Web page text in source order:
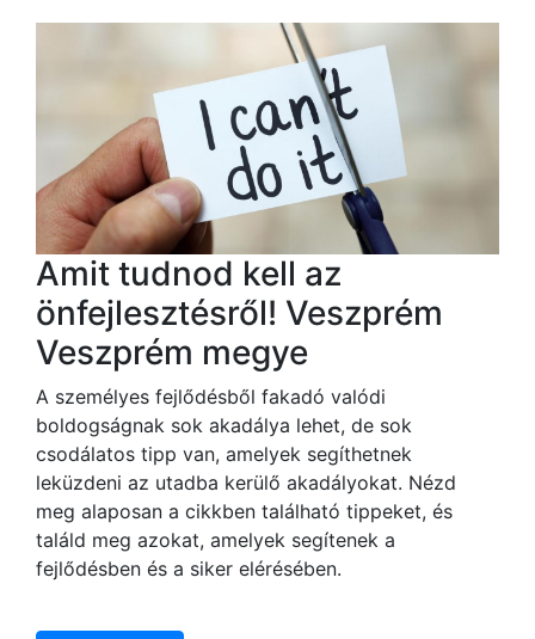
Amit tudnod kell az
önfejlesztésről! Veszprém
Veszprém megye
A személyes fejlődésből fakadó valódi
boldogságnak sok akadálya lehet, de sok
csodálatos tipp van, amelyek segíthetnek
leküzdeni az utadba kerülő akadályokat. Nézd
meg alaposan a cikkben található tippeket, és
találd meg azokat, amelyek segítenek a
fejlődésben és a siker elérésében.